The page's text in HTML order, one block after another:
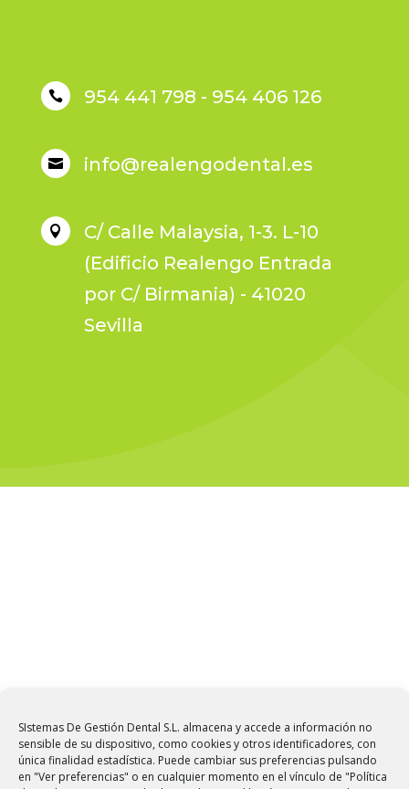
SIstemas De Gestión Dental S.L. almacena y accede a información no
sensible de su dispositivo, como cookies y otros identificadores, con
única finalidad estadística. Puede cambiar sus preferencias pulsando
en "Ver preferencias" o en cualquier momento en el vínculo de "Política
 954 441 798 - 954 406 126
 info@realengodental.es

C/ Calle Malaysia, 1-3. L-10
(Edificio Realengo Entrada
por C/ Birmania) - 41020
Sevilla